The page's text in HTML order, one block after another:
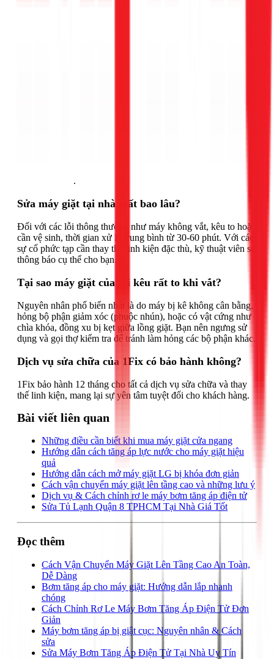
.
Sửa máy giặt tại nhà mất bao lâu?
Đối với các lỗi thông thường như máy không vắt, kêu to hoặc
cần vệ sinh, thời gian xử lý trung bình từ 30-60 phút. Với các
sự cố phức tạp cần thay thế linh kiện đặc thù, kỹ thuật viên sẽ
thông báo cụ thể cho bạn.
Tại sao máy giặt của tôi kêu rất to khi vắt?
Nguyên nhân phổ biến nhất là do máy bị kê không cân bằng,
hỏng bộ phận giảm xóc (phuộc nhún), hoặc có vật cứng như
chìa khóa, đồng xu bị kẹt giữa lồng giặt. Bạn nên ngưng sử
dụng và gọi thợ kiểm tra để tránh làm hỏng các bộ phận khác.
Dịch vụ sửa chữa của 1Fix có bảo hành không?
1Fix bảo hành 12 tháng cho tất cả dịch vụ sửa chữa và thay
thế linh kiện, mang lại sự yên tâm tuyệt đối cho khách hàng.
Bài viết liên quan
Những điều cần biết khi mua máy giặt cửa ngang
Hướng dẫn cách tăng áp lực nước cho máy giặt hiệu
quả
Hướng dẫn cách mở máy giặt LG bị khóa đơn giản
Cách vận chuyển máy giặt lên tầng cao và những lưu ý
Dịch vụ & Cách chỉnh rơ le máy bơm tăng áp điện tử
Sửa Tủ Lạnh Quận 8 TPHCM Tại Nhà Giá Tốt
Đọc thêm
Cách Vận Chuyển Máy Giặt Lên Tầng Cao An Toàn,
Dễ Dàng
Bơm tăng áp cho máy giặt: Hướng dẫn lắp nhanh
chóng
Cách Chỉnh Rơ Le Máy Bơm Tăng Áp Điện Tử Đơn
Giản
Máy bơm tăng áp bị giật cục: Nguyên nhân & Cách
sửa
Sửa Máy Bơm Tăng Áp Điện Tử Tại Nhà Uy Tín